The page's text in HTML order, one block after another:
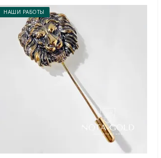
НАШИ РАБОТЫ